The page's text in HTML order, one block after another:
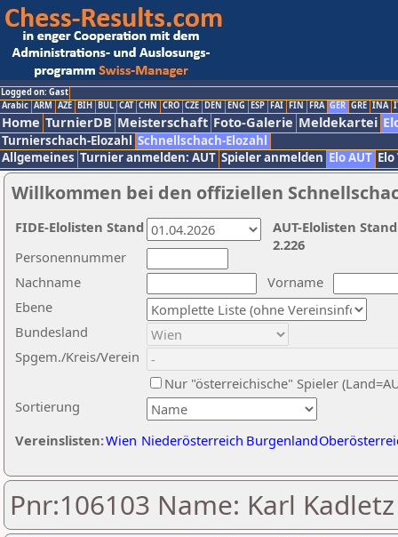
Logged on: Gast
Arabic ARM AZE BIH BUL CAT CHN CRO CZE DEN ENG ESP FAI FIN FRA GER GRE INA
Home TurnierDB Meisterschaft Foto-Galerie Meldekartei
Turnierschach-Elozahl Schnellschach-Elozahl
Allgemeines Turnier anmelden: AUT Spieler anmelden Elo AUT
Willkommen bei den offiziellen
Nachname
Vorname
Ebene
Sortierung
Personennummer
Bundesland
Spgem./Kreis/Verein
Nur "österreichische" Spieler
Vereinslisten:Wien Niederösterreich Burgenland
AUT-Elolisten
2.226
FIDE-Elolisten Stand
Pnr:106103 Name: Karl Kadletz